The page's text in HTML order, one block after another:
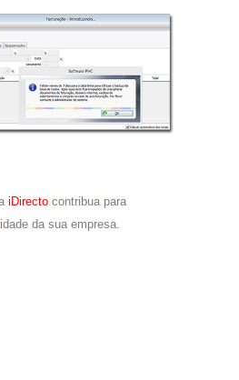
iDirecto contribua para
da sua empresa.